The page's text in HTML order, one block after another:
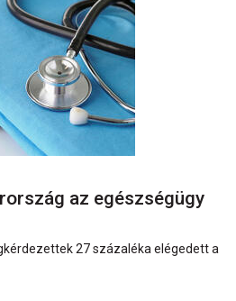
az egészségügy
27 százaléka elégedett a